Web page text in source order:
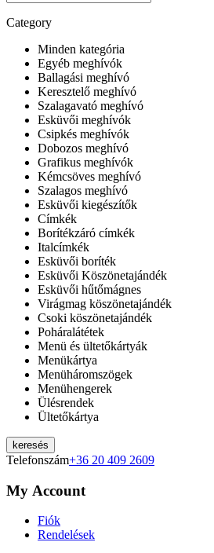
Category
Minden kategória
Egyéb meghívók
Ballagási meghívó
Keresztelő meghívó
Szalagavató meghívó
Esküvői meghívók
Csipkés meghívók
Dobozos meghívó
Grafikus meghívók
Kémcsöves meghívó
Szalagos meghívó
Esküvői kiegészítők
Címkék
Borítékzáró címkék
Italcímkék
Esküvői boríték
Esküvői Köszönetajándék
Esküvői hűtőmágnes
Virágmag köszönetajándék
Csoki köszönetajándék
Poháralátétek
Menü és ültetőkártyák
Menükártya
Menüháromszögek
Menühengerek
Ülésrendek
Ültetőkártya
keresés
Telefonszám+36 20 409 2609
My Account
Fiók
Rendelések